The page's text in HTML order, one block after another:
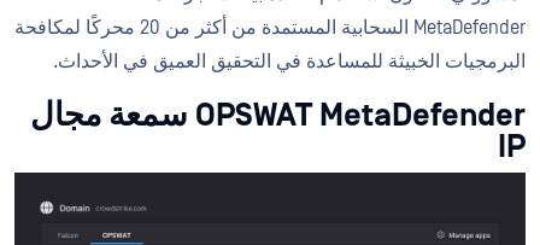
MetaDefender السحابية المستمدة من أكثر من 20 محركًا لمكافحة
البرمجيات الخبيثة للمساعدة في التحقيق العميق في الأحداث.
OPSWAT MetaDefender سمعة مجال
IP